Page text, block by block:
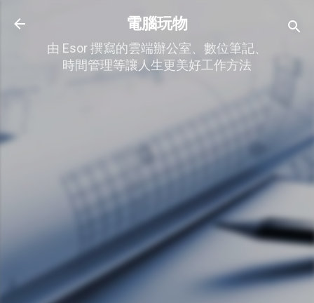
跳到主要內容
電腦玩物
由 Esor 撰寫的雲端辦公室、數位筆記、
時間管理等讓人生更美好工作方法